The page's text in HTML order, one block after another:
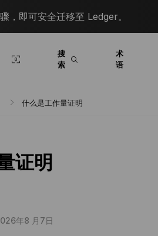
，即可安全迁移至 Ledger。
搜
索
术
语
什么是工作量证明
证明
年8 月7日